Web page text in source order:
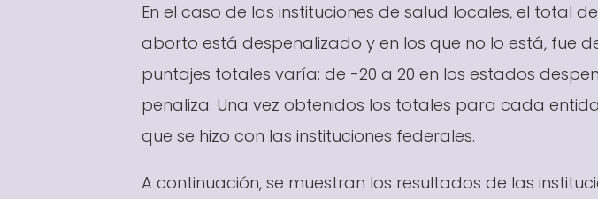
En el caso de las instituciones de salud locales, el total
aborto está despenalizado y en los que no lo está, fue
puntajes totales varía: de -20 a 20 en los estados
penaliza. Una vez obtenidos los totales para cada
que se hizo con las instituciones federales.
A continuación, se muestran los resultados de las